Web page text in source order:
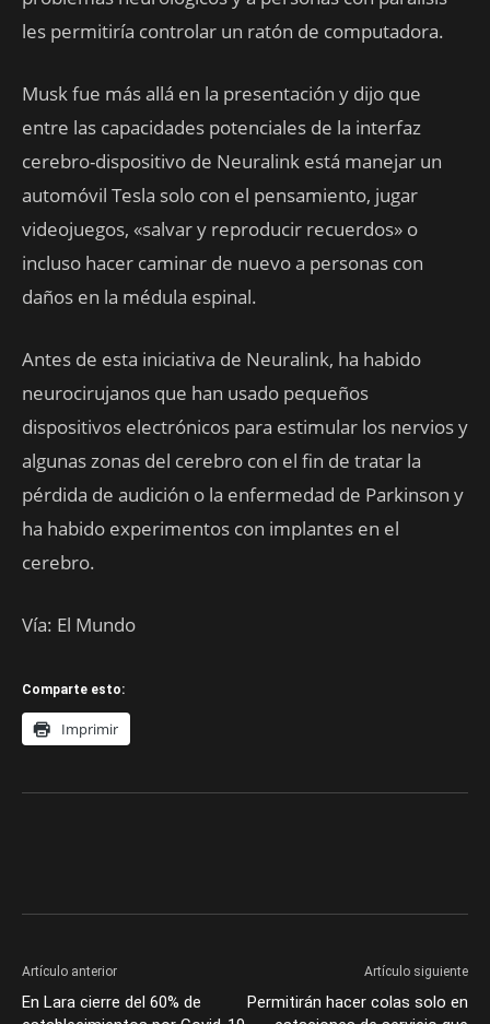
les permitiría controlar un ratón de computadora.
Musk fue más allá en la presentación y dijo que
entre las capacidades potenciales de la interfaz
cerebro-dispositivo de Neuralink está manejar un
automóvil Tesla solo con el pensamiento, jugar
videojuegos, «salvar y reproducir recuerdos» o
incluso hacer caminar de nuevo a personas con
daños en la médula espinal.
Antes de esta iniciativa de Neuralink, ha habido
neurocirujanos que han usado pequeños
dispositivos electrónicos para estimular los nervios y
algunas zonas del cerebro con el fin de tratar la
pérdida de audición o la enfermedad de Parkinson y
ha habido experimentos con implantes en el
cerebro.
Vía: El Mundo
Comparte esto:
Imprimir
Artículo anterior
En Lara cierre del 60% de
Artículo siguiente
Permitirán hacer colas solo en